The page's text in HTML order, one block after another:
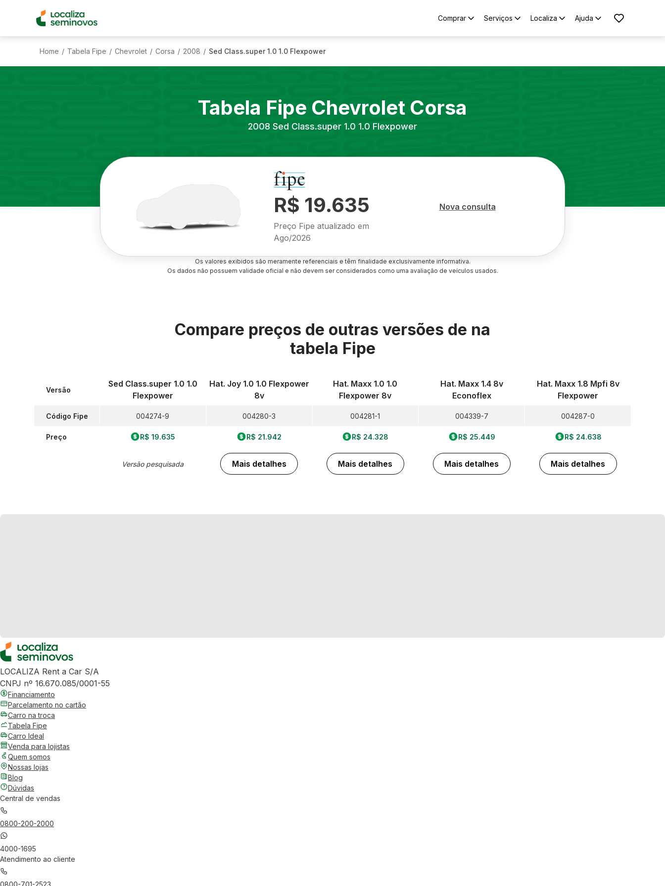
Comprar Serviços Localiza Ajuda
Home / Tabela Fipe / Chevrolet / Corsa / 2008 / Sed Class.super 1.0 1.0 Flexpower
Tabela Fipe Chevrolet Corsa
2008 Sed Class.super 1.0 1.0 Flexpower
R$ 19.635
Preço Fipe atualizado em
Ago/2026
Nova consulta
Os valores exibidos são meramente referenciais e têm finalidade exclusivamente informativa.
Os dados não possuem validade oficial e não devem ser considerados como uma avaliação de veículos usados.
Compare preços de outras versões de na
tabela Fipe
Versão
Código Fipe
Preço
Sed Class.super 1.0 1.0
Flexpower
004274-9
R$ 19.635
Versão pesquisada
Hat. Joy 1.0 1.0 Flexpower
8v
004280-3
R$ 21.942
Mais detalhes
Hat. Maxx 1.0 1.0
Flexpower 8v
004281-1
R$ 24.328
Mais detalhes
Hat. Maxx 1.4 8v
Econoflex
004339-7
R$ 25.449
Mais detalhes
Hat. Maxx 1.8 Mpfi 8v
Flexpower
004287-0
R$ 24.638
Mais detalhes
LOCALIZA Rent a Car S/A
CNPJ nº 16.670.085/0001-55
Financiamento
Parcelamento no cartão
Carro na troca
Tabela Fipe
Carro Ideal
Venda para lojistas
Quem somos
Nossas lojas
Blog
Dúvidas
Central de vendas
0800-200-2000
4000-1695
Atendimento ao cliente
0800-701-2523